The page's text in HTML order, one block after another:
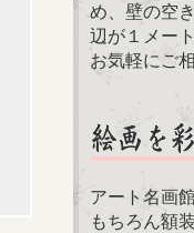
め、壁の空
辺が１メー
お気軽にご
アート名画
もちろん額